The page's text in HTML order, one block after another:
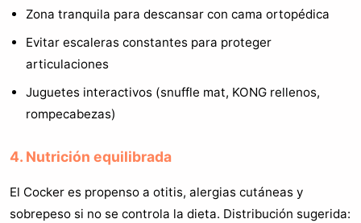
Zona tranquila para descansar con cama ortopédica
Evitar escaleras constantes para proteger
articulaciones
Juguetes interactivos (snuffle mat, KONG rellenos,
rompecabezas)
4. Nutrición equilibrada
El Cocker es propenso a otitis, alergias cutáneas y
sobrepeso si no se controla la dieta. Distribución sugerida: